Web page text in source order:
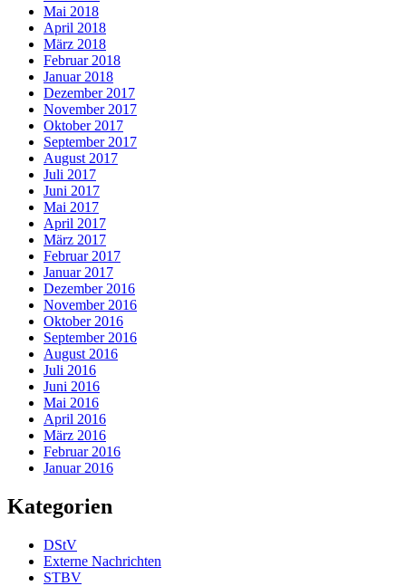
Mai 2018
April 2018
März 2018
Februar 2018
Januar 2018
Dezember 2017
November 2017
Oktober 2017
September 2017
August 2017
Juli 2017
Juni 2017
Mai 2017
April 2017
März 2017
Februar 2017
Januar 2017
Dezember 2016
November 2016
Oktober 2016
September 2016
August 2016
Juli 2016
Juni 2016
Mai 2016
April 2016
März 2016
Februar 2016
Januar 2016
Kategorien
DStV
Externe Nachrichten
STBV